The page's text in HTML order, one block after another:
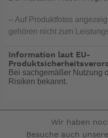
-- Auf Produktfotos
gehören nicht zum
Information laut EU-
Bei sachgemäßer Nutzung
Risiken bekannt.
Wir haben
Besuche auch